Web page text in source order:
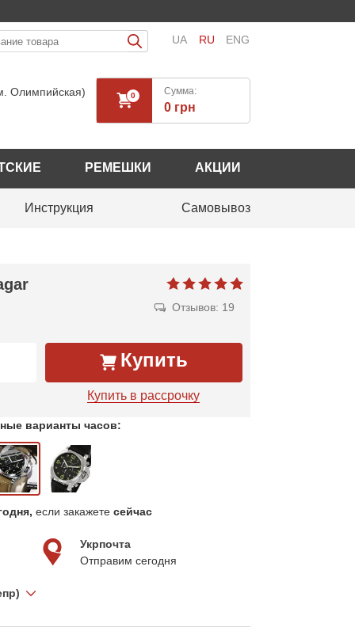
UA RU ENG
Олимпийская) 0 Cумма:
0 грн
РЕМЕШКИ АКЦИИ
Инструкция Самовывоз
Отзывов: 19
Купить
Купить в рассрочку
варианты часов:
если закажетесейчас
Укрпочта
Отправим сегодня